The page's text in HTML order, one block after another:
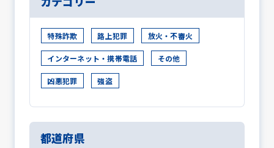
特殊詐欺 路上犯罪 放火・不審火
インターネット・携帯電話 その他
凶悪犯罪 強盗
都道府県